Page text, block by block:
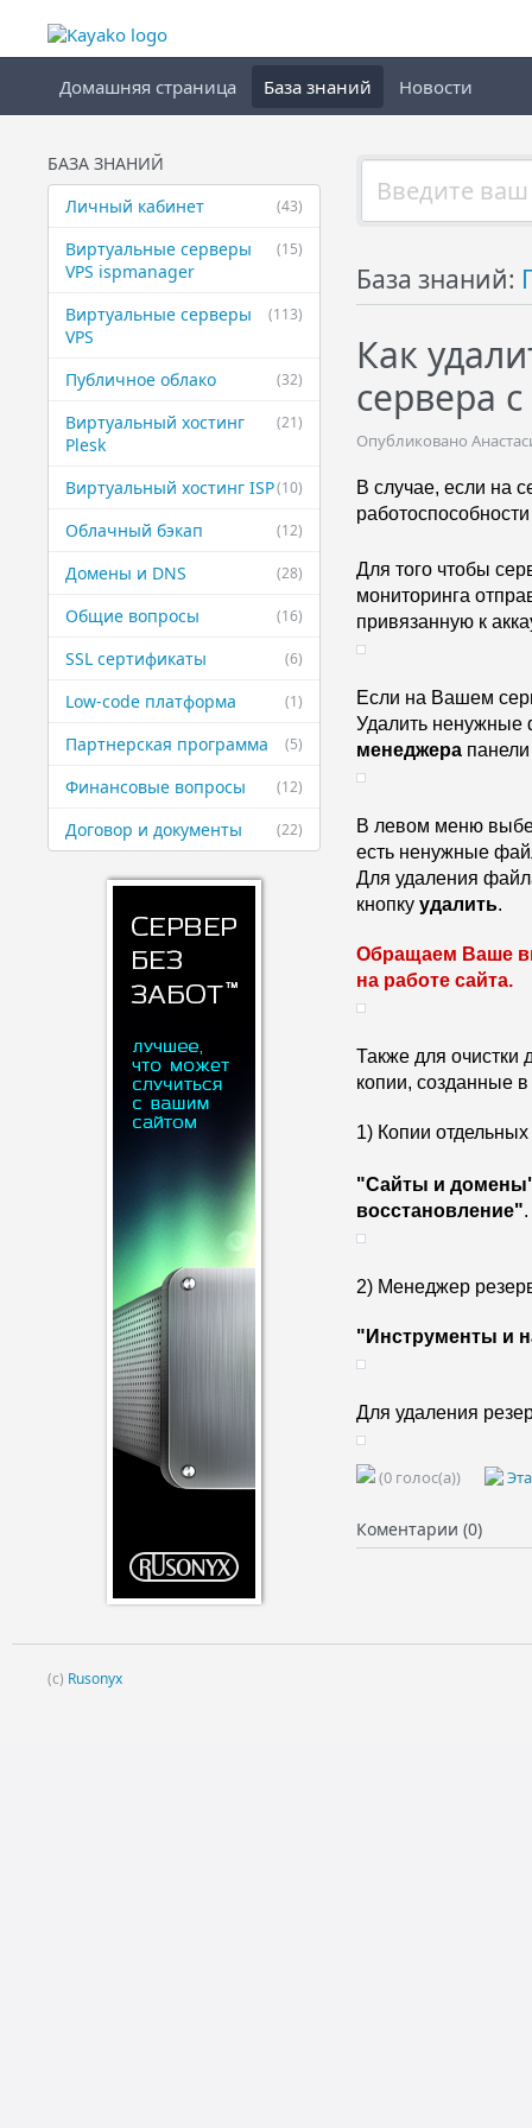
Домашняя страница База знаний Новости
БАЗА ЗНАНИЙ
(43)
Личный кабинет
(15)
Виртуальные ​серверы
VPS ispmanager
(113)
Виртуальные ​серверы
VPS
(32)
Публичное ​облако
(21)
Виртуальный ​хостинг
Plesk
(10)
Виртуальный ​хостинг ISP
(12)
Облачный бэкап
(28)
Домены и DNS
(16)
Общие вопросы
(6)
SSL сертификаты
(1)
Low-code платформа
(5)
Партнерская ​программа
(12)
Финансовые ​вопросы
(22)
Договор и ​документы
База знаний:
Как
сервера
Опубликовано
В случае, если на
Для того чтобы
мониторинга
привязанную к
Если на Вашем
Удалить
менеджера
В левом меню
есть ненужные
Для удаления
кнопку удалить.
Обращаем Ваше
на работе сайта.
Также для очистки
копии, созданные
1) Копии отдельных
"Сайты и
восстановление".
2) Менеджер
"Инструменты и
Для удаления
(0 голос(а))
Коментарии (0)
(c) Rusonyx